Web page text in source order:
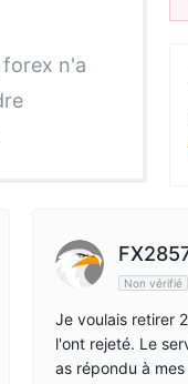
n'a
Non vérifié
Je voulais retirer
l'ont rejeté. Le
as répondu à